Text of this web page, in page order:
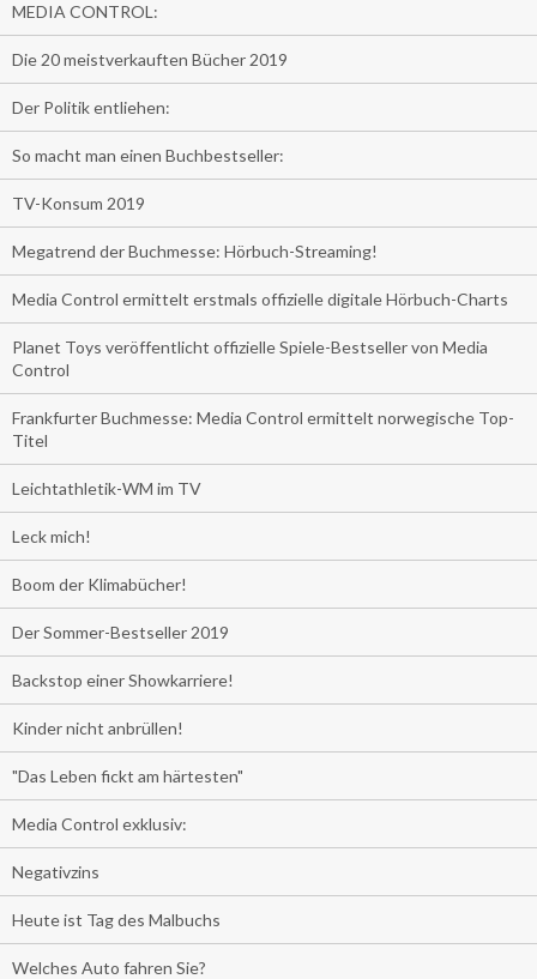
MEDIA CONTROL:
Die 20 meistverkauften Bücher 2019
Der Politik entliehen:
So macht man einen Buchbestseller:
TV-Konsum 2019
Megatrend der Buchmesse: Hörbuch-Streaming!
Media Control ermittelt erstmals offizielle digitale Hörbuch-Charts
Planet Toys veröffentlicht offizielle Spiele-Bestseller von Media
Control
Frankfurter Buchmesse: Media Control ermittelt norwegische Top-
Titel
Leichtathletik-WM im TV
Leck mich!
Boom der Klimabücher!
Der Sommer-Bestseller 2019
Backstop einer Showkarriere!
Kinder nicht anbrüllen!
"Das Leben fickt am härtesten"
Media Control exklusiv:
Negativzins
Heute ist Tag des Malbuchs
Welches Auto fahren Sie?